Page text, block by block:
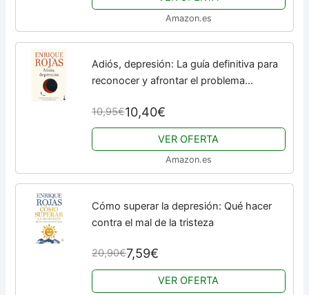
Amazon.es
Adiós, depresión: La guía definitiva para
reconocer y afrontar el problema
10,95€10,40€
VER OFERTA
Amazon.es
Cómo superar la depresión: Qué hacer
contra el mal de la tristeza
20,90€7,59€
VER OFERTA